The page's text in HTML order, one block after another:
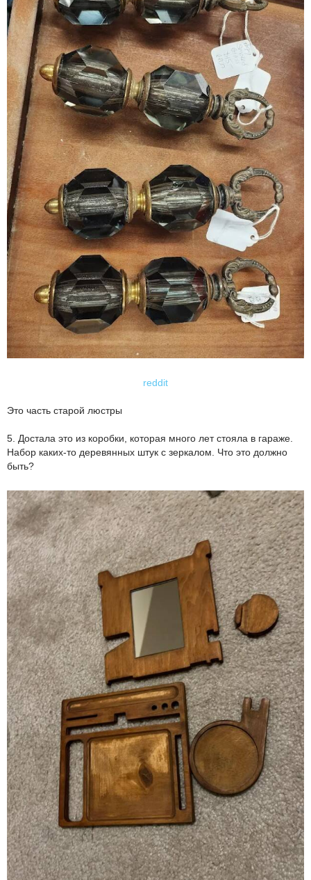
reddit
Это часть старой люстры
5. Достала это из коробки, которая много лет стояла в гараже.
Набор каких-то деревянных штук с зеркалом. Что это должно
быть?